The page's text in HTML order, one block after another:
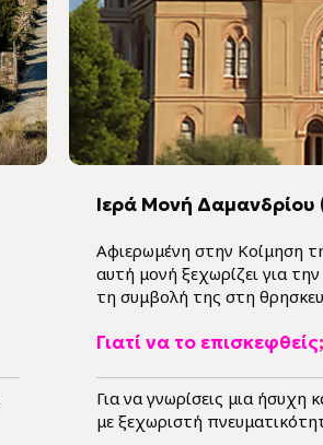
Ιερά Μονή Δαμανδρίου
Αφιερωμένη στην Κοίμηση
αυτή μονή ξεχωρίζει για
τη συμβολή της στη
Γιατί να το επισκεφθείς;
Για να γνωρίσεις μια ήσυχη
με ξεχωριστή